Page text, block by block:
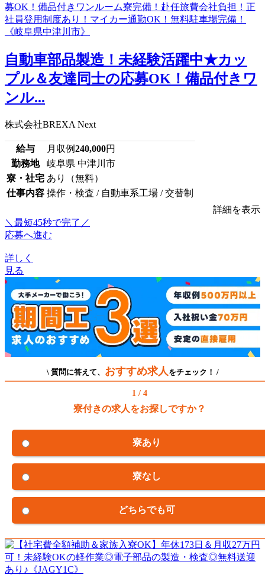
自動車部品製造！未経験活躍中★カッ
プル＆友達同士の応募OK！備品付きワ
ンル...
株式会社BREXA Next
給与 月収例240,000円
勤務地
岐阜県 中津川市
寮・社宅 あり（無料）
仕事内容 操作・検査 / 自動車系工場 / 交替制
詳細を表示
＼最短45秒で完了／
応募へ進む
詳しく
見る
\ 質問に答えて、 おすすめ求人 をチェック！ /
1 / 4
寮付きの求人をお探しですか？
寮あり
寮なし
どちらでも可